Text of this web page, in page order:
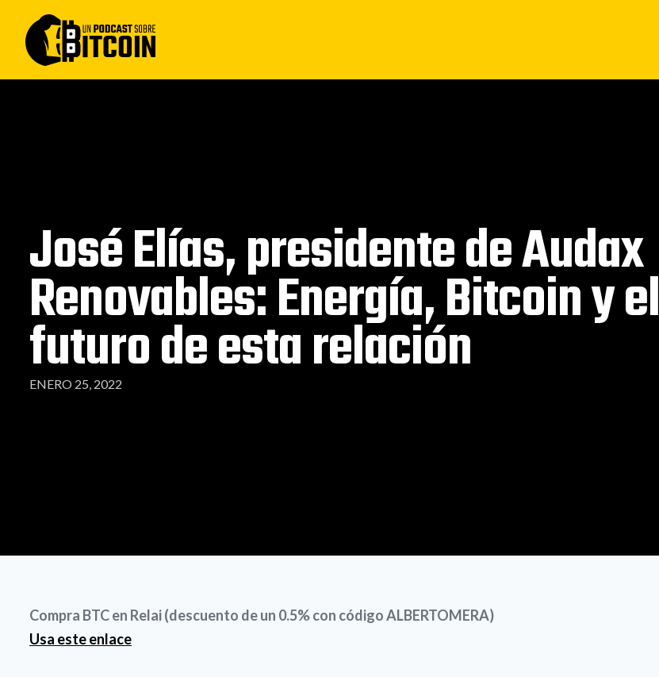
José Elías, presidente de Audax
Renovables: Energía, Bitcoin y el
futuro de esta relación
ENERO 25, 2022
Compra BTC en Relai (descuento de un 0.5% con código ALBERTOMERA)
Usa este enlace